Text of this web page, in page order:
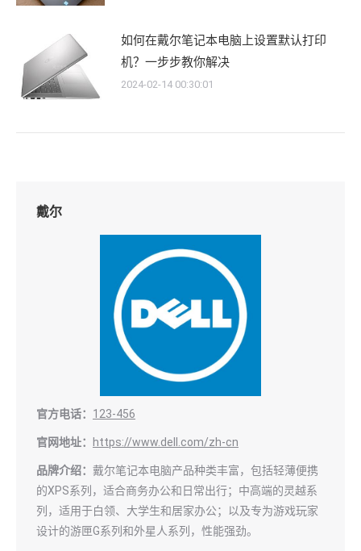
如何在戴尔笔记本电脑上设置默认打印
机？一步步教你解决
2024-02-14 00:30:01
戴尔
官方电话： 123-456
官网地址： https://www.dell.com/zh-cn
品牌介绍： 戴尔笔记本电脑产品种类丰富，包括轻薄便携
的XPS系列，适合商务办公和日常出行；中高端的灵越系
列，适用于白领、大学生和居家办公；以及专为游戏玩家
设计的游匣G系列和外星人系列，性能强劲。